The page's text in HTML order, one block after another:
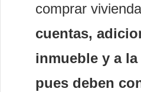
comprar
cuentas,
inmueble y a
pues deben